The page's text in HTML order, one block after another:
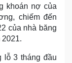
khoán nợ của
chiếm đến
của nhà băng
lỗ 3 tháng đầu